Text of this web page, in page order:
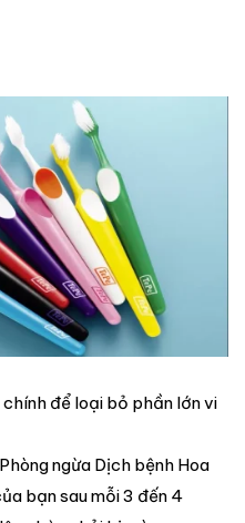
để loại bỏ phần lớn vi
ngừa Dịch bệnh Hoa
bạn sau mỗi 3 đến 4